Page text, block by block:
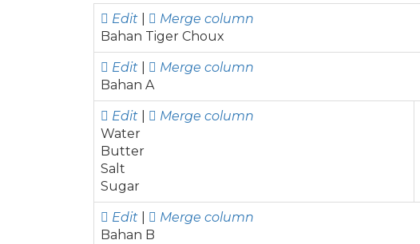
Edit
Merge column
Bahan Tiger Choux
Edit
Merge column
Bahan A
Edit
Merge column
Water
Butter
Salt
Sugar
Edit
Merge column
Bahan B